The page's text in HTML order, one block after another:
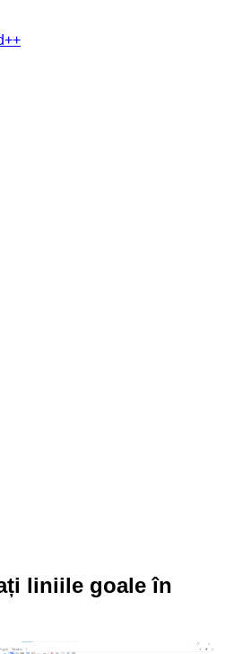
liniile goale în